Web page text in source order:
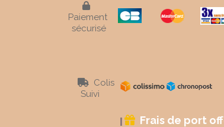

Paiement
sécurisé

Colis
Suivi
 Frais de port